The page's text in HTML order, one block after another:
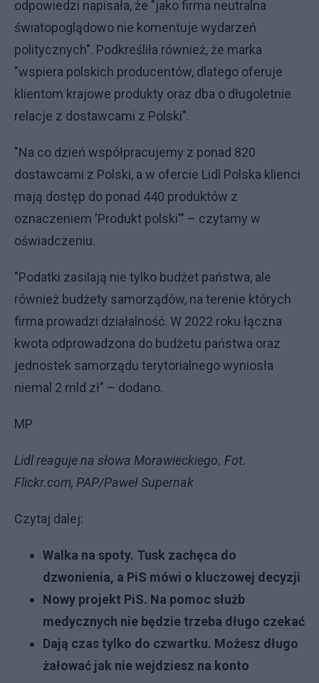
odpowiedzi napisała, że "jako firma neutralna
światopoglądowo nie komentuje wydarzeń
politycznych". Podkreśliła również, że marka
"wspiera polskich producentów, dlatego oferuje
klientom krajowe produkty oraz dba o długoletnie
relacje z dostawcami z Polski".
"Na co dzień współpracujemy z ponad 820
dostawcami z Polski, a w ofercie Lidl Polska klienci
mają dostęp do ponad 440 produktów z
oznaczeniem 'Produkt polski'" – czytamy w
oświadczeniu.
"Podatki zasilają nie tylko budżet państwa, ale
również budżety samorządów, na terenie których
firma prowadzi działalność. W 2022 roku łączna
kwota odprowadzona do budżetu państwa oraz
jednostek samorządu terytorialnego wyniosła
niemal 2 mld zł" – dodano.
MP
Lidl reaguje na słowa Morawieckiego. Fot.
Flickr.com, PAP/Paweł Supernak
Czytaj dalej:
Walka na spoty. Tusk zachęca do
dzwonienia, a PiS mówi o kluczowej decyzji
Nowy projekt PiS. Na pomoc służb
medycznych nie będzie trzeba długo czekać
Dają czas tylko do czwartku. Możesz długo
żałować jak nie wejdziesz na konto